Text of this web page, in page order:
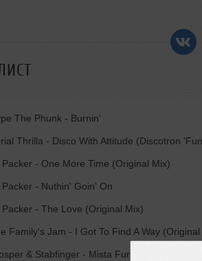
The Phunk - Burnin'
Thrilla - Disco With Attitude (Discotron
Packer - One More Time (Original Mix)
Packer - Nuthin' Goin' On
Packer - The Love (Original Mix)
Family's Jam - I Got To Find A Way (Original
& Stabfinger - Mista Funkmaster